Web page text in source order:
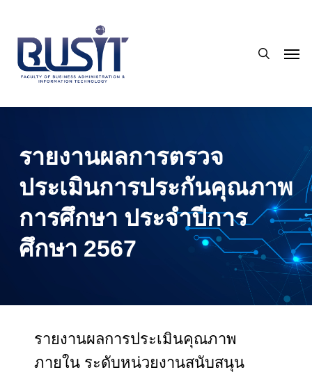
main
content
รายงานผลการตรวจ
ประเมินการประกันคุณภาพ
การศึกษา ประจำปีการ
ศึกษา 2567
รายงานผลการประเมินคุณภาพ
ภายใน ระดับหน่วยงานสนับสนุน